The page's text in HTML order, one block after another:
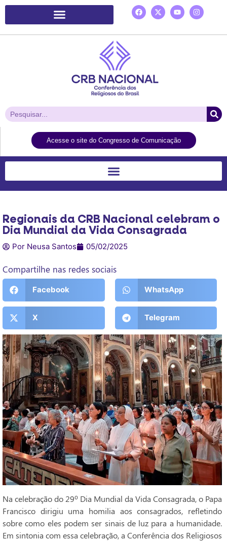
Acesse o site do Congresso de Comunicação
Regionais da CRB Nacional celebram o
Dia Mundial da Vida Consagrada
Por Neusa Santos 05/02/2025
Compartilhe nas redes sociais
Facebook WhatsApp
X Telegram
Na celebração do 29º Dia Mundial da Vida Consagrada, o Papa
Francisco dirigiu uma homilia aos consagrados, refletindo
sobre como eles podem ser sinais de luz para a humanidade.
Em sintonia com essa celebração, a Conferência dos Religiosos